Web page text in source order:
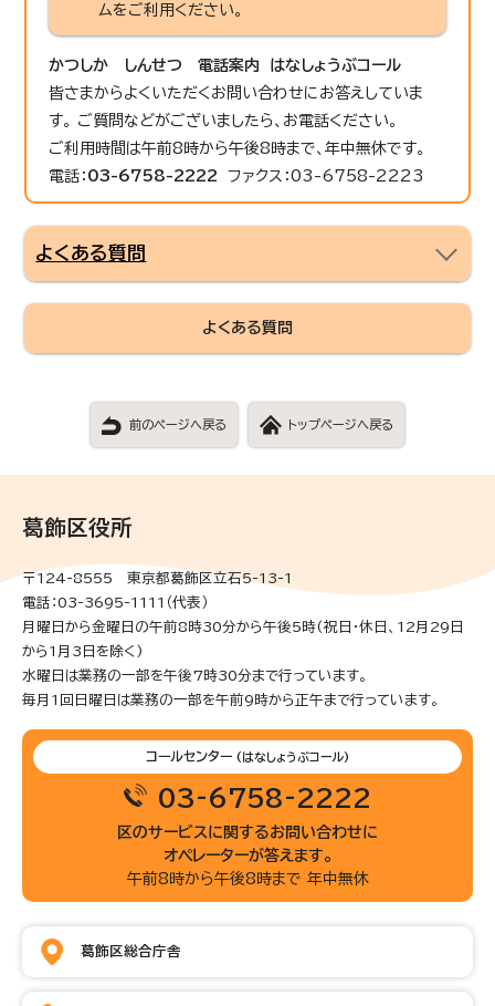
ムをご利用ください。
かつしか しんせつ 電話案内 はなしょうぶコール
皆さまからよくいただくお問い合わせにお答えしていま
す。 ご質問などがございましたら、お電話ください。
ご利用時間は午前8時から午後8時まで、年中無休です。
電話： 03-6758-2222 ファクス：03-6758-2223
よくある質問
よくある質問
前のページへ戻る トップページへ戻る
葛飾区役所
〒124-8555 東京都葛飾区立石5-13-1
電話：03-3695-1111（代表）
月曜日から金曜日の午前8時30分から午後5時(祝日・休日、12月29日
から1月3日を除く)
水曜日は業務の一部を午後7時30分まで行っています。
毎月1回日曜日は業務の一部を午前9時から正午まで行っています。
コールセンター (はなしょうぶコール)
03-6758-2222
区のサービスに関するお問い合わせに
オペレーターが答えます。
午前8時から午後8時まで 年中無休
葛飾区総合庁舎